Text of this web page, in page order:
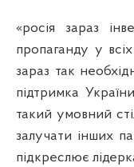
«росія зараз
пропаганду у
зараз так
підтримка
такий умовний
залучати інших
підкреслює